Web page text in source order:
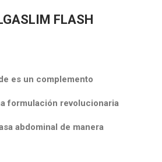
FLASH
es un complemento
formulación revolucionaria
abdominal de manera